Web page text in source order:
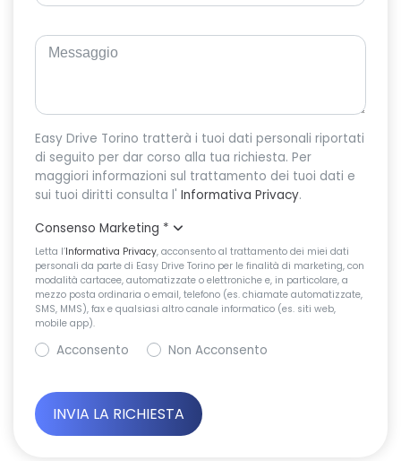
Easy Drive Torino tratterà i tuoi dati personali riportati
di seguito per dar corso alla tua richiesta. Per
maggiori informazioni sul trattamento dei tuoi dati e
sui tuoi diritti consulta l' Informativa Privacy.
Consenso Marketing *
Letta l’Informativa Privacy, acconsento al trattamento dei miei dati
personali da parte di Easy Drive Torino per le finalità di marketing, con
modalità cartacee, automatizzate o elettroniche e, in particolare, a
mezzo posta ordinaria o email, telefono (es. chiamate automatizzate,
SMS, MMS), fax e qualsiasi altro canale informatico (es. siti web,
mobile app).
Acconsento Non Acconsento